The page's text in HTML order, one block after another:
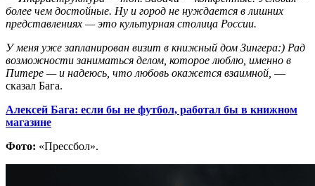
более чем достойные. Ну и город не нуждается в лишних
представлениях — это культурная столица России.
У меня уже запланирован визит в книжный дом Зингера:) Рад
возможности заниматься делом, которое люблю, именно в
Питере — и надеюсь, что любовь окажется взаимной, —
сказал Бага.
Алексей Бага: если бы не футбол, работал бы в книжном
магазине
Фото: «Прессбол».